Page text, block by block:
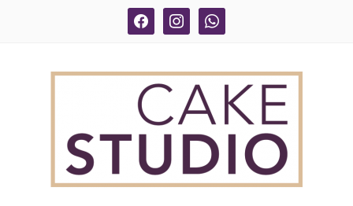
facebook instagram whatsapp